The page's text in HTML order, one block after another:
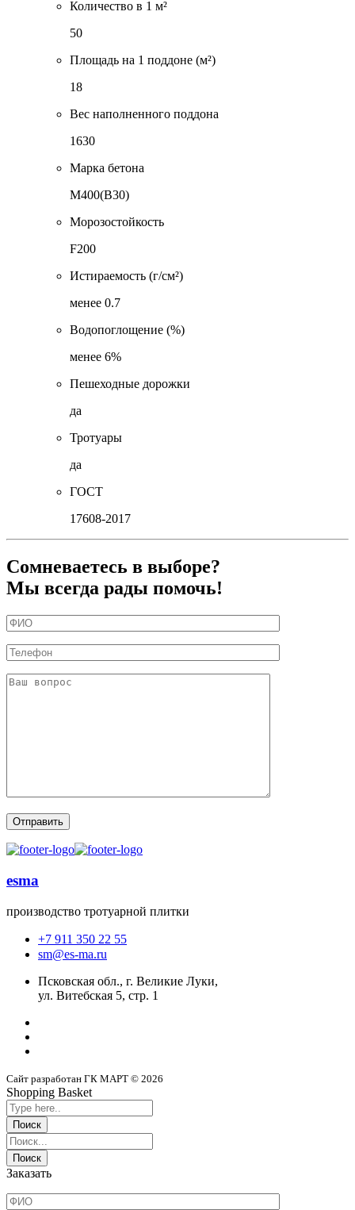
Количество в 1 м²
50
Площадь на 1 поддоне (м²)
18
Вес наполненного поддона
1630
Марка бетона
М400(В30)
Морозостойкость
F200
Истираемость (г/см²)
менее 0.7
Водопоглощение (%)
менее 6%
Пешеходные дорожки
да
Тротуары
да
ГОСТ
17608-2017
Сомневаетесь в выборе?
Мы всегда рады помочь!
esma
производство тротуарной плитки
+7 911 350 22 55
sm@es-ma.ru
Псковская обл., г. Великие Луки,
ул. Витебская 5, стр. 1
Сайт разработан ГК МАРТ © 2026
Shopping Basket
Заказать